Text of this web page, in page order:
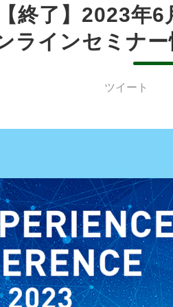
終了】2023年6
ラインセミナ
ツイート